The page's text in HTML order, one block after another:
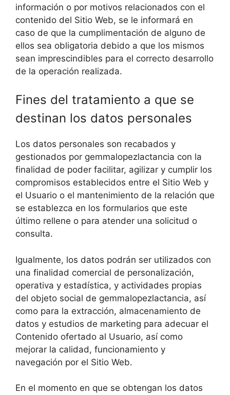
información o por motivos relacionados con el
contenido del Sitio Web, se le informará en
caso de que la cumplimentación de alguno de
ellos sea obligatoria debido a que los mismos
sean imprescindibles para el correcto desarrollo
de la operación realizada.
Fines del tratamiento a que se
destinan los datos personales
Los datos personales son recabados y
gestionados por gemmalopezlactancia con la
finalidad de poder facilitar, agilizar y cumplir los
compromisos establecidos entre el Sitio Web y
el Usuario o el mantenimiento de la relación que
se establezca en los formularios que este
último rellene o para atender una solicitud o
consulta.
Igualmente, los datos podrán ser utilizados con
una finalidad comercial de personalización,
operativa y estadística, y actividades propias
del objeto social de gemmalopezlactancia, así
como para la extracción, almacenamiento de
datos y estudios de marketing para adecuar el
Contenido ofertado al Usuario, así como
mejorar la calidad, funcionamiento y
navegación por el Sitio Web.
En el momento en que se obtengan los datos